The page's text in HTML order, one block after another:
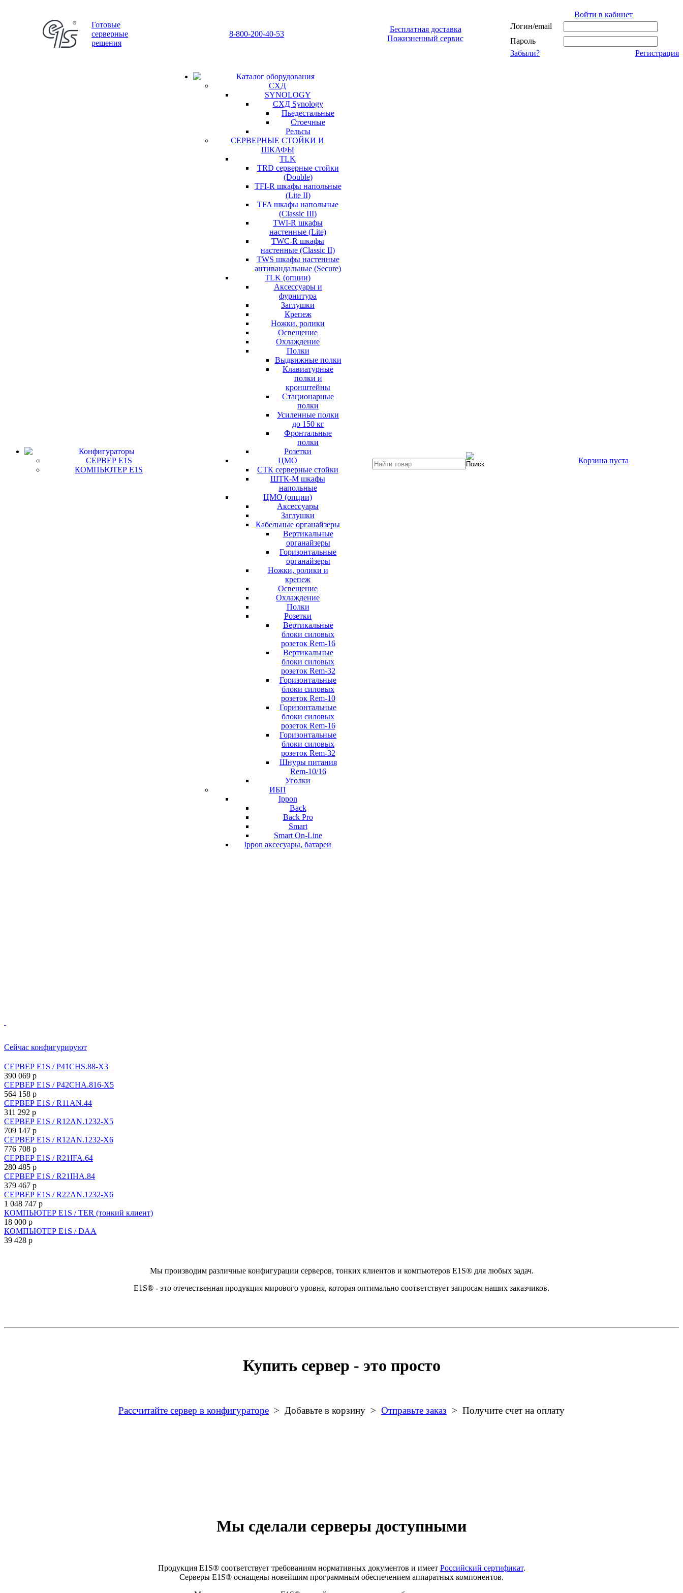
Готовые
серверные
решения
8-800-200-40-53
Бесплатная доставка
Пожизненный сервис
Войти в кабинет
Логин/email
Пароль
Забыли?
Регистрация
Конфигураторы
СЕРВЕР E1S
КОМПЬЮТЕР E1S
Каталог оборудования
СХД
SYNOLOGY
СХД Synology
Пьедестальные
Стоечные
Рельсы
СЕРВЕРНЫЕ СТОЙКИ И
ШКАФЫ
TLK
TRD серверные стойки
(Double)
TFI-R шкафы напольные
(Lite II)
TFA шкафы напольные
(Classic III)
TWI-R шкафы
настенные (Lite)
TWC-R шкафы
настенные (Classic II)
TWS шкафы настенные
антивандальные (Secure)
TLK (опции)
Аксессуары и
фурнитура
Заглушки
Крепеж
Ножки, ролики
Освещение
Охлаждение
Полки
Выдвижные полки
Клавиатурные
полки и
кронштейны
Стационарные
полки
Усиленные полки
до 150 кг
Фронтальные
полки
Розетки
ЦМО
СТК серверные стойки
ШТК-М шкафы
напольные
ЦМО (опции)
Аксессуары
Заглушки
Кабельные органайзеры
Вертикальные
органайзеры
Горизонтальные
органайзеры
Ножки, ролики и
крепеж
Освещение
Охлаждение
Полки
Розетки
Вертикальные
блоки силовых
розеток Rem-16
Вертикальные
блоки силовых
розеток Rem-32
Горизонтальные
блоки силовых
розеток Rem-10
Горизонтальные
блоки силовых
розеток Rem-16
Горизонтальные
блоки силовых
розеток Rem-32
Шнуры питания
Rem-10/16
Уголки
ИБП
Ippon
Back
Back Pro
Smart
Smart On-Line
Ippon аксесуары, батареи
Корзина пуста
Сейчас конфигурируют
СЕРВЕР E1S / P41CHS.88-X3
390 069 p
СЕРВЕР E1S / P42CHA.816-X5
564 158 p
СЕРВЕР E1S / R11AN.44
311 292 p
СЕРВЕР E1S / R12AN.1232-X5
709 147 p
СЕРВЕР E1S / R12AN.1232-X6
776 708 p
СЕРВЕР E1S / R21IFA.64
280 485 p
СЕРВЕР E1S / R21IHA.84
379 467 p
СЕРВЕР E1S / R22AN.1232-X6
1 048 747 p
КОМПЬЮТЕР E1S / TER (тонкий клиент)
18 000 p
КОМПЬЮТЕР E1S / DAA
39 428 p
Мы производим различные конфигурации серверов, тонких клиентов и компьютеров E1S® для любых задач.
E1S® - это отечественная продукция мирового уровня, которая оптимально соответствует запросам наших заказчиков.
Купить сервер - это просто
Рассчитайте сервер в конфигураторе > Добавьте в корзину > Отправьте заказ > Получите счет на оплату
Мы сделали серверы доступными
Продукция E1S® соответствует требованиям нормативных документов и имеет Российский сертификат.
Серверы E1S® оснащены новейшим программным обеспечением аппаратных компонентов.